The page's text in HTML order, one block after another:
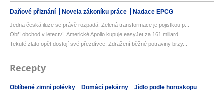
Daňové přiznání Novela zákoníku práce Nadace EPCG
Jedna česká iluze se právě rozpadá. Zelená transformace je pojistkou p...
Obří obchod v letectví. Americké Apollo kupuje easyJet za 161 miliard ...
Tekuté zlato opět dostojí své přezdívce. Zdražení běžné potraviny brzy...
Recepty
Oblíbené zimní polévky Domácí pekárny Jídlo podle horoskopu